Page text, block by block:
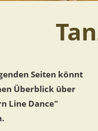
Seiten könnt
Überblick über
Line Dance"